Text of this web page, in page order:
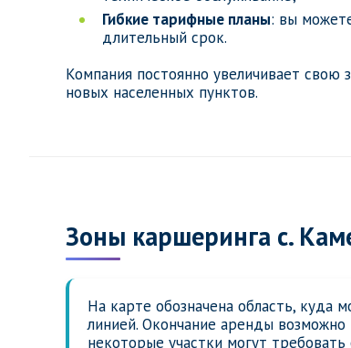
Гибкие тарифные планы: вы
длительный срок.
Компания постоянно увеличивает
новых населенных пунктов.
Зоны каршеринга с.
На карте обозначена область, куда
линией. Окончание аренды
некоторые участки могут